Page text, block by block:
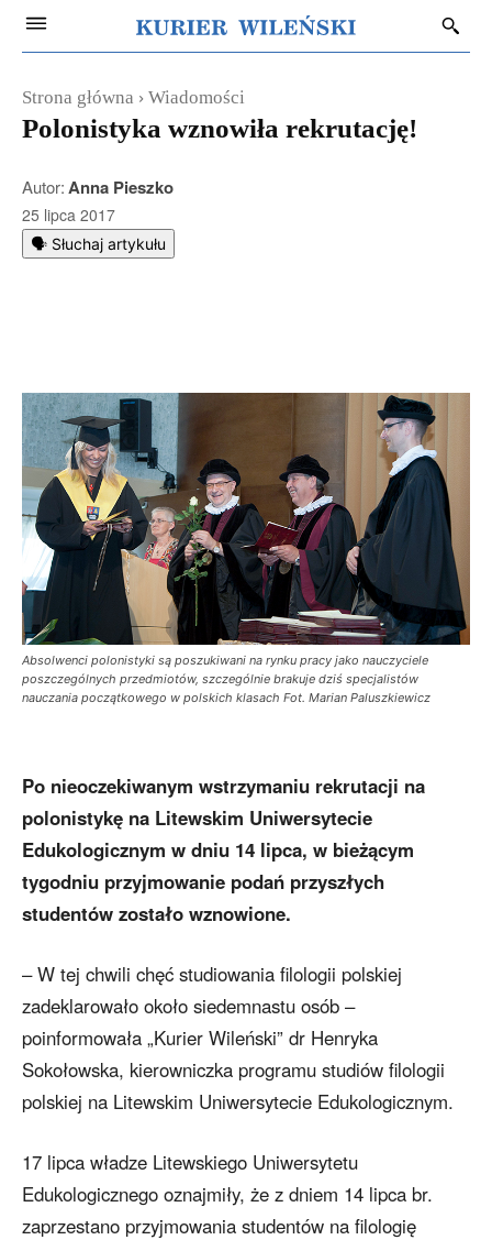
Strona główna Wiadomości
Polonistyka wznowiła rekrutację!
Autor:Anna Pieszko
25 lipca 2017
🗣️ Słuchaj artykułu
Absolwenci polonistyki są poszukiwani na rynku pracy jako nauczyciele
poszczególnych przedmiotów, szczególnie brakuje dziś specjalistów
nauczania początkowego w polskich klasach Fot. Marian Paluszkiewicz
Po nieoczekiwanym wstrzymaniu rekrutacji na
polonistykę na Litewskim Uniwersytecie
Edukologicznym w dniu 14 lipca, w bieżącym
tygodniu przyjmowanie podań przyszłych
studentów zostało wznowione.
– W tej chwili chęć studiowania filologii polskiej
zadeklarowało około siedemnastu osób ­–
poinformowała „Kurier Wileński” dr Henryka
Sokołowska, kierowniczka programu studiów filologii
polskiej na Litewskim Uniwersytecie Edukologicznym.
17 lipca władze Litewskiego Uniwersytetu
Edukologicznego oznajmiły, że z dniem 14 lipca br.
zaprzestano przyjmowania studentów na filologię